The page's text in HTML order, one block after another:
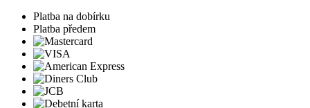
Platba na dobírku
Platba předem